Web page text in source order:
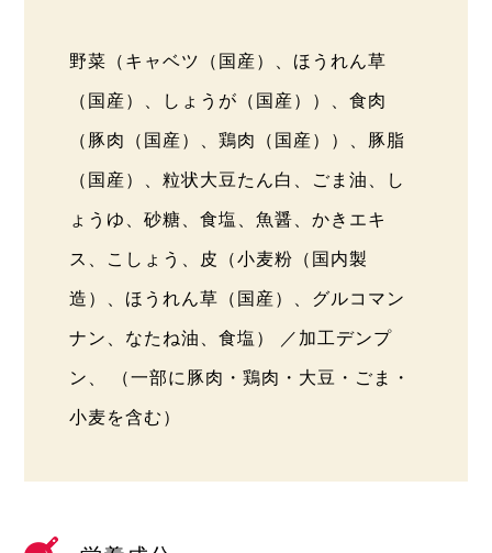
野菜（キャベツ（国産）、ほうれん草
（国産）、しょうが（国産））、食肉
（豚肉（国産）、鶏肉（国産））、豚脂
（国産）、粒状大豆たん白、ごま油、し
ょうゆ、砂糖、食塩、魚醤、かきエキ
ス、こしょう、皮（小麦粉（国内製
造）、ほうれん草（国産）、グルコマン
ナン、なたね油、食塩） ／加工デンプ
ン、 （一部に豚肉・鶏肉・大豆・ごま・
小麦を含む）